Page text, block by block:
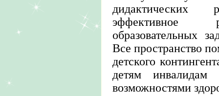
дидактических
эффективное
образовательных
Все пространство
детского
детям
возможностями